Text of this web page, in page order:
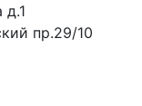
пр.29/10